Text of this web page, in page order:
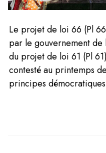
Le projet de loi 66 (Pl
par le gouvernement
du projet de loi 61 (Pl
contesté au printemps
principes